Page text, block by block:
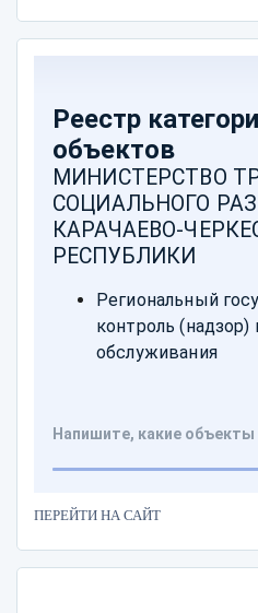
ПЕРЕЙТИ НА САЙТ